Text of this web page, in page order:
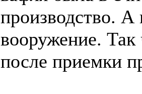
производство.
вооружение. Так
после приемки